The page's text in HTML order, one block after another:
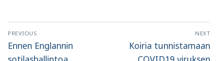
Artikkelien
selaus
PREVIOUS
Previous
post:
Ennen Englannin
NEXT
Next
post:
Koiria tunnistamaan